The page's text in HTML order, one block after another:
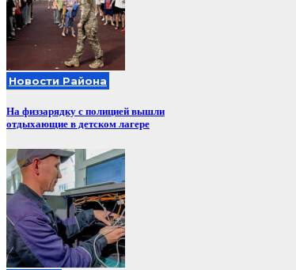
Новости Района
На физзарядку с полицией вышли
отдыхающие в детском лагере